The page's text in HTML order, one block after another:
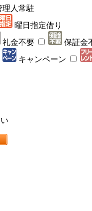
理人常駐
曜日指定借り
礼金不要 保証金
キャンペーン